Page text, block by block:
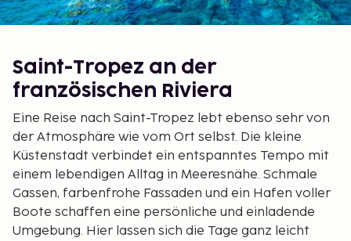
Saint-Tropez an der
französischen Riviera
Eine Reise nach Saint-Tropez lebt ebenso sehr von
der Atmosphäre wie vom Ort selbst. Die kleine
Küstenstadt verbindet ein entspanntes Tempo mit
einem lebendigen Alltag in Meeresnähe. Schmale
Gassen, farbenfrohe Fassaden und ein Hafen voller
Boote schaffen eine persönliche und einladende
Umgebung. Hier lassen sich die Tage ganz leicht